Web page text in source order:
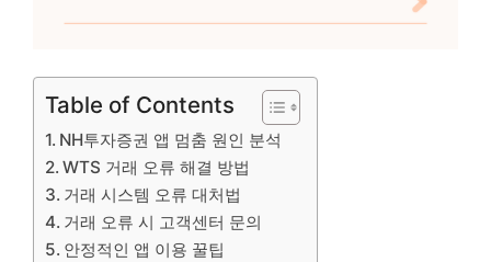
Table of Contents
NH투자증권 앱 멈춤 원인 분석
WTS 거래 오류 해결 방법
거래 시스템 오류 대처법
거래 오류 시 고객센터 문의
안정적인 앱 이용 꿀팁